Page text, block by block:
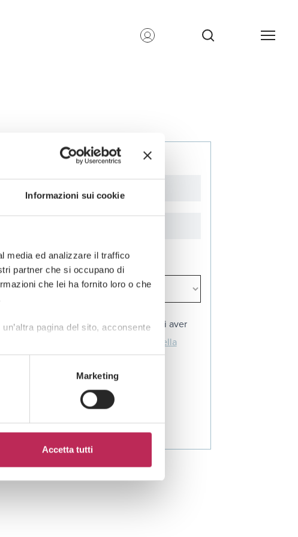
Informazioni sui cookie
media ed analizzare il traffico
partner che si occupano di
che lei ha fornito loro o che
pagina del sito, acconsente
Marketing
Accetta tutti
Iscriviti alla newsletter
Newsletter
Area di interesse
Cliccando su "iscriviti" dichiari di aver
informativa della